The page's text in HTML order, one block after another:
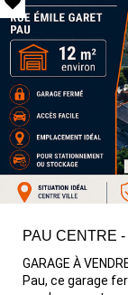
PAU CENTRE -
GARAGE À
Pau, ce garage